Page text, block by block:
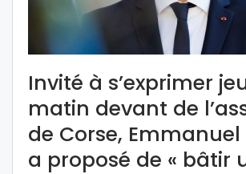
Invité à s’exprimer
matin devant de
de Corse,
a proposé de « bâtir